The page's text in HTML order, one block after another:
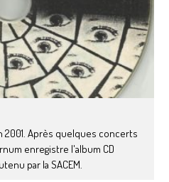
2001. Après quelques concerts
enregistre l'album CD
par la SACEM.